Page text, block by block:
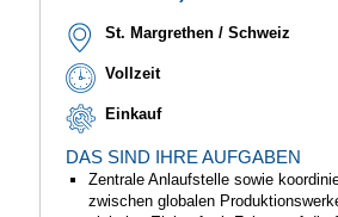
Kunden und Partnern die
Nachhaltigkeit und insbesondere der
umweltbewusste Umgang mit
Grundlagen des unternehmerischen
auch kommende Generationen in
Umwelt leben können.